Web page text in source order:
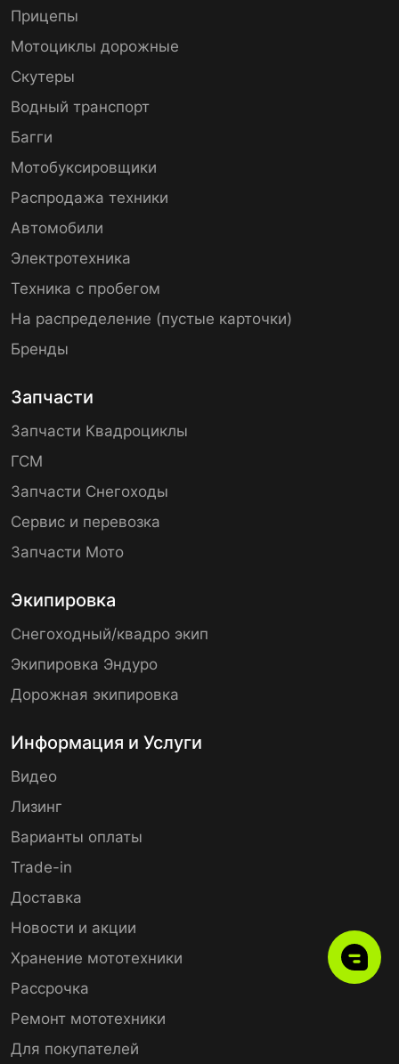
Прицепы
Мотоциклы дорожные
Скутеры
Водный транспорт
Багги
Мотобуксировщики
Распродажа техники
Автомобили
Электротехника
Техника с пробегом
На распределение (пустые карточки)
Бренды
Запчасти
Запчасти Квадроциклы
ГСМ
Запчасти Снегоходы
Сервис и перевозка
Запчасти Мото
Экипировка
Снегоходный/квадро экип
Экипировка Эндуро
Дорожная экипировка
Информация и Услуги
Видео
Лизинг
Варианты оплаты
Trade-in
Доставка
Новости и акции
Хранение мототехники
Рассрочка
Ремонт мототехники
Для покупателей